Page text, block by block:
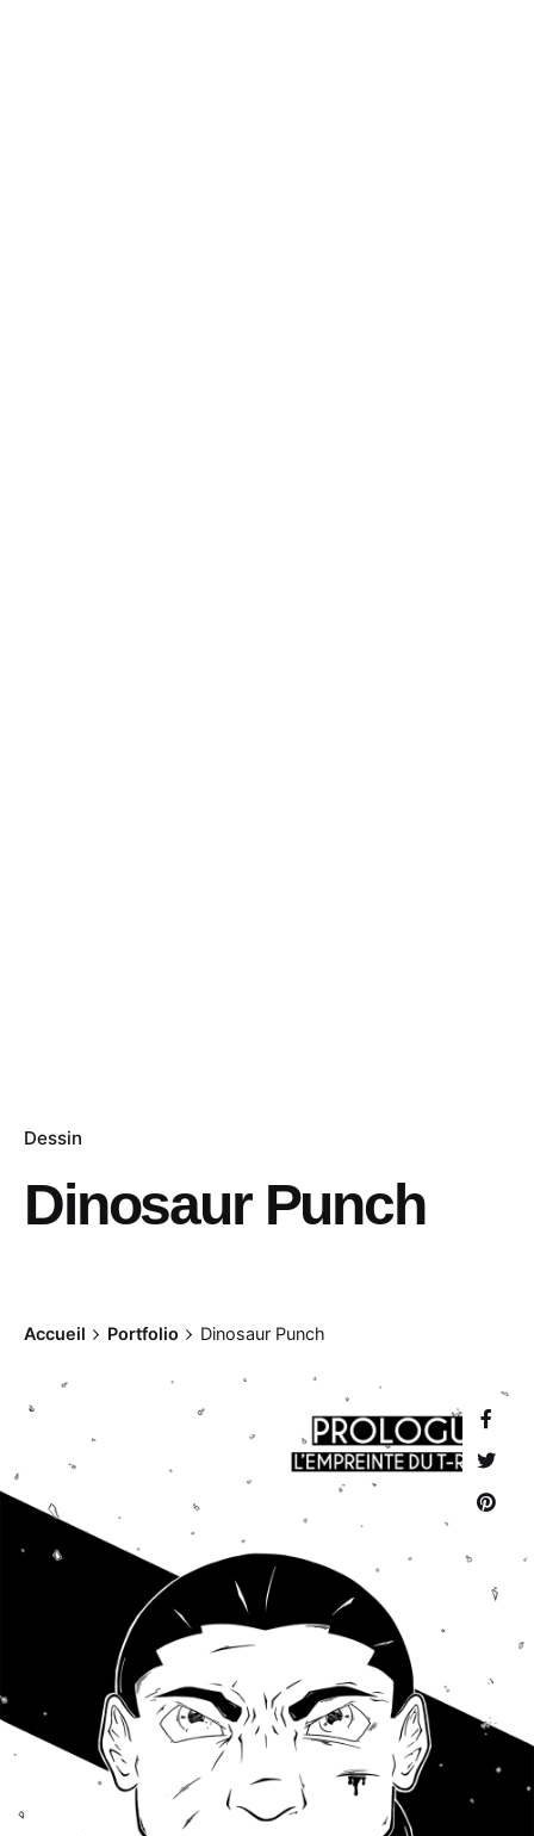
Dessin
Dinosaur Punch
Accueil Portfolio Dinosaur Punch